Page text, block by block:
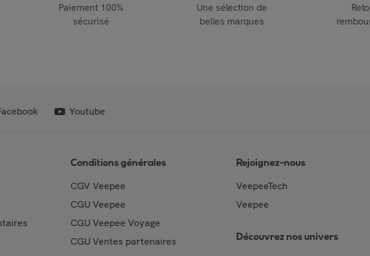
Paiement 100%
sécurisé
Une sélection de
belles marques
Youtube
Conditions générales
CGV Veepee
CGU Veepee
CGU Veepee Voyage
CGU Ventes partenaires
Rejoignez-nous
VeepeeTech
Veepee
Découvrez nos univers